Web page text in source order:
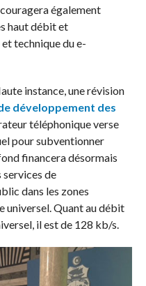
également
haut débit et
technique du e-
instance, une révision
développement des
téléphonique verse
pour subventionner
financera désormais
services de
dans les zones
universel. Quant au débit
il est de 128 kb/s.